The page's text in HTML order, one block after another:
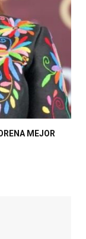
MEJOR